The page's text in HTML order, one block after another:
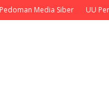
Pedoman Media Siber UU